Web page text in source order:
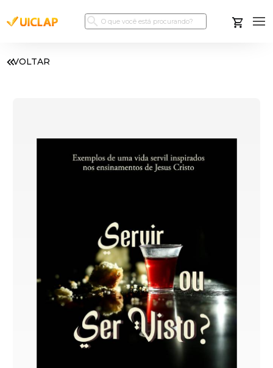
VOLTAR